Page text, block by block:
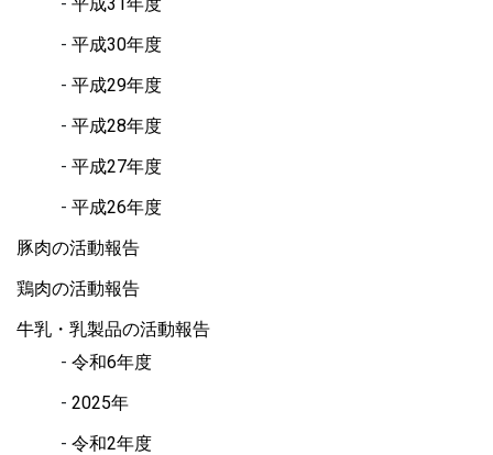
平成30年度
平成29年度
平成28年度
平成27年度
平成26年度
豚肉の活動報告
鶏肉の活動報告
牛乳・乳製品の活動報告
令和6年度
2025年
令和2年度